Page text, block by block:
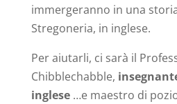
immergeranno in una
Stregoneria, in inglese.
Per aiutarli, ci sarà il
Chibblechabble,
inglese…e maestro di